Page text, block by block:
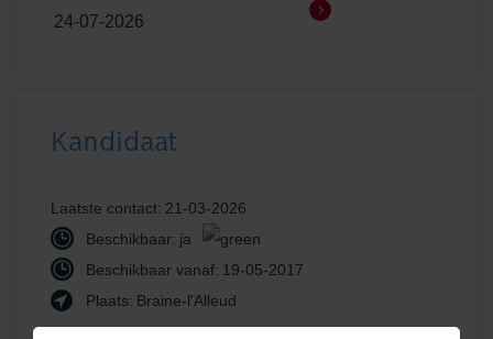
24-07-2026
Kandidaat
Laatste contact: 21-03-2026
Beschikbaar: ja
Beschikbaar vanaf: 19-05-2017
Plaats: Braine-l'Alleud